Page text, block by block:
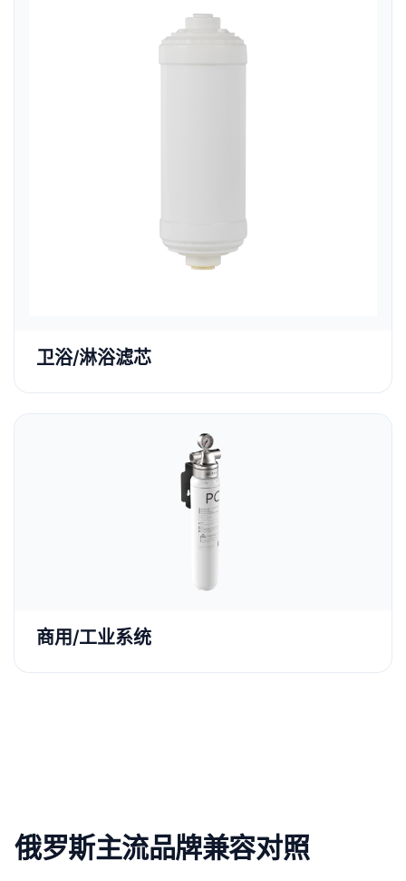
卫浴/淋浴滤芯
商用/工业系统
俄罗斯主流品牌兼容对照